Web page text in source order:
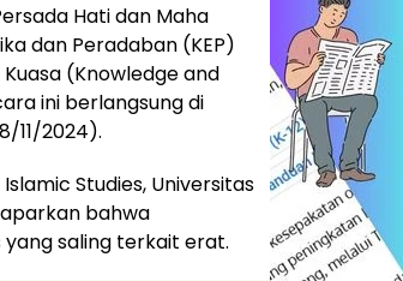
Hati dan Maha
dan Peradaban (KEP)
(Knowledge and
ini berlangsung di
11/2024).
Studies, Universitas
bahwa
saling terkait erat.